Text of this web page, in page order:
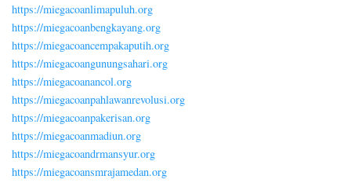
https://miegacoanlimapuluh.org
https://miegacoanbengkayang.org
https://miegacoancempakaputih.org
https://miegacoangunungsahari.org
https://miegacoanancol.org
https://miegacoanpahlawanrevolusi.org
https://miegacoanpakerisan.org
https://miegacoanmadiun.org
https://miegacoandrmansyur.org
https://miegacoansmrajamedan.org